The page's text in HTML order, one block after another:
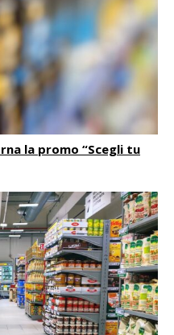
la promo “Scegli tu